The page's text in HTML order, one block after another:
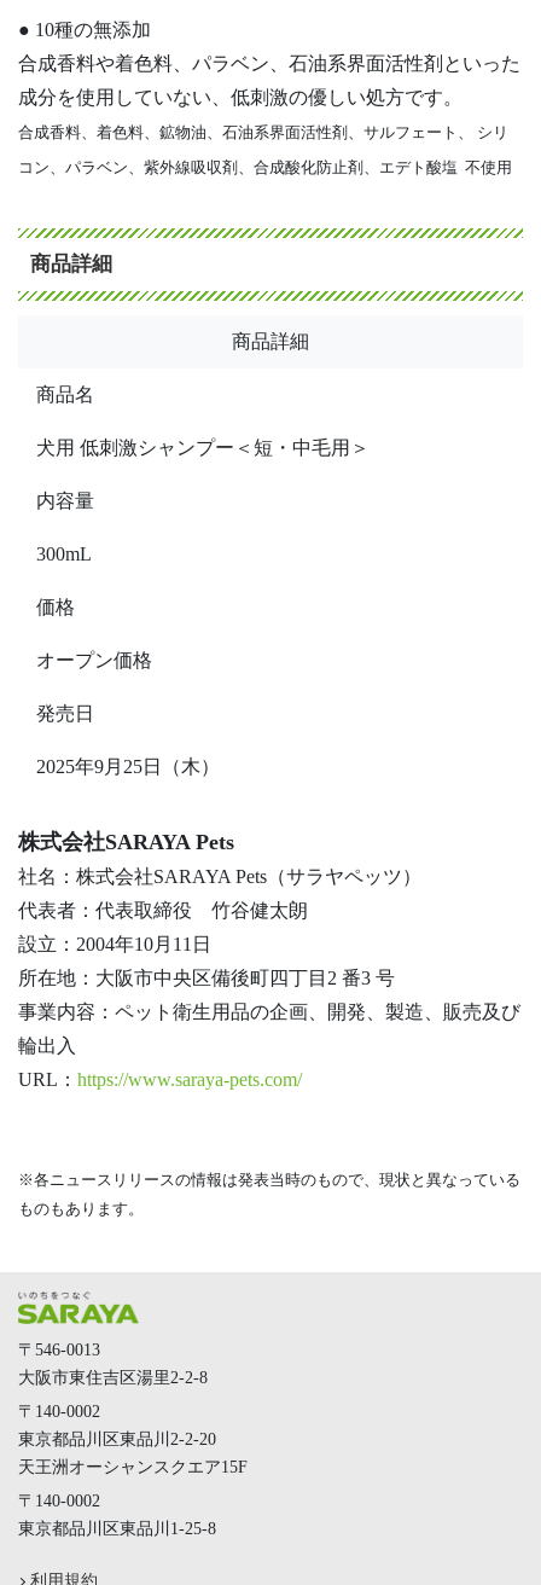
● 10種の無添加
合成香料や着色料、パラベン、石油系界面活性剤といった
成分を使用していない、低刺激の優しい処方です。
合成香料、着色料、鉱物油、石油系界面活性剤、サルフェート、 シリ
コン、パラベン、紫外線吸収剤、合成酸化防止剤、エデト酸塩 不使用
商品詳細
商品詳細
商品名
犬用 低刺激シャンプー＜短・中毛用＞
内容量
300mL
価格
オープン価格
発売日
2025年9月25日（木）
株式会社SARAYA Pets
社名：株式会社SARAYA Pets（サラヤペッツ）
代表者：代表取締役 竹谷健太朗
設立：2004年10月11日
所在地：大阪市中央区備後町四丁目2 番3 号
事業内容：ペット衛生用品の企画、開発、製造、販売及び
輪出入
URL： https://www.saraya-pets.com/
※各ニュースリリースの情報は発表当時のもので、現状と異なっている
ものもあります。
〒546-0013
大阪市東住吉区湯里2-2-8
〒140-0002
東京都品川区東品川2-2-20
天王洲オーシャンスクエア15F
〒140-0002
東京都品川区東品川1-25-8
利用規約